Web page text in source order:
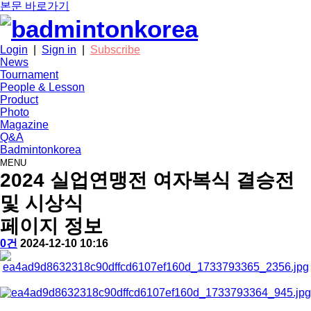
본문 바로가기
Login Sign in
Subscribe
News
Tournament
People & Lesson
Product
Photo
Magazine
Q&A
Badmintonkorea
MENU
photo
2024 실업연맹전 여자복식 결승전
및 시상식
페이지 정보
작
성
자
배
드
민
코
댓
글
0건 작
일
2024-12-10 10:16
본
문